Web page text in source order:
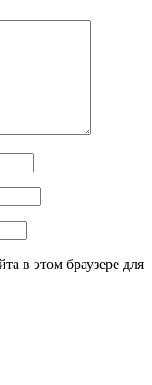
в этом браузере для